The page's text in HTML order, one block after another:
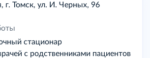
г. Томск, ул. И. Черных, 96
стационар
с родственниками пациентов